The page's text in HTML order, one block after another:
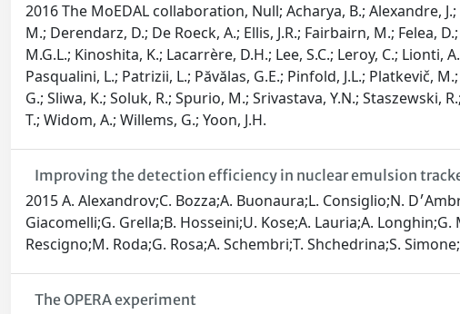
2016 The MoEDAL collaboration, Null; Acharya, B.; Alexandre,
M.; Derendarz, D.; De Roeck, A.; Ellis, J.R.; Fairbairn, M.; Felea,
M.G.L.; Kinoshita, K.; Lacarrère, D.H.; Lee, S.C.; Leroy, C.;
Pasqualini, L.; Patrizii, L.; Păvălas, G.E.; Pinfold, J.L.; Platkevič,
G.; Sliwa, K.; Soluk, R.; Spurio, M.; Srivastava, Y.N.; Staszewski,
T.; Widom, A.; Willems, G.; Yoon, J.H.
Improving the detection efficiency in nuclear emulsion
2015 A. Alexandrov;C. Bozza;A. Buonaura;L. Consiglio;N. D׳Ambrosio;G. De Lellis;M. De Serio;F. Di Capua;A. Di Crescenzo;D. Di Ferdinando;N. Di Marco;R.A. Fini;G. Galati;G.
Giacomelli;G. Grella;B. Hosseini;U. Kose;A. Lauria;A.
Rescigno;M. Roda;G. Rosa;A. Schembri;T. Shchedrina;S.
The OPERA experiment